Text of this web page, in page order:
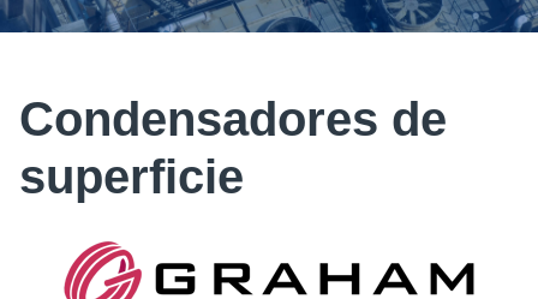
Condensadores de
superficie